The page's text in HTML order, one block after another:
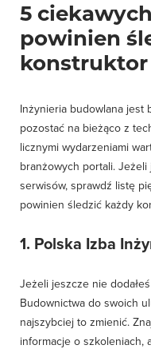
5
powinien
Inżynieria budowlana jest
pozostać na bieżąco z
licznymi wydarzeniami
branżowych portali.
serwisów, sprawdź listę
powinien śledzić każdy
1. Polska Izba
Jeżeli jeszcze nie
Budownictwa do swoich
najszybciej to zmienić.
informacje o szkoleniach,